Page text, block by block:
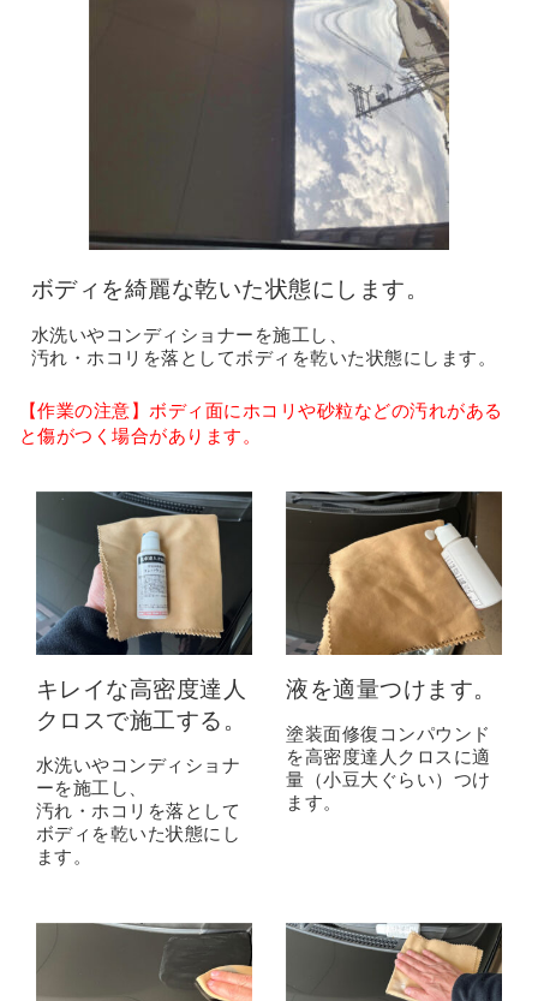
ボディを綺麗な乾いた状態にします。
水洗いやコンディショナーを施工し、
汚れ・ホコリを落としてボディを乾いた状態にします。
【作業の注意】ボディ面にホコリや砂粒などの汚れがある
と傷がつく場合があります。
キレイな高密度達人
クロスで施工する。
水洗いやコンディショナ
ーを施工し、
汚れ・ホコリを落として
ボディを乾いた状態にし
ます。
液を適量つけます。
塗装面修復コンパウンド
を高密度達人クロスに適
量（小豆大ぐらい）つけ
ます。